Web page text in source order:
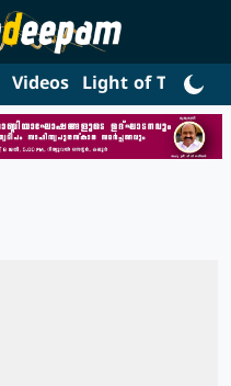
Videos Light of Truth